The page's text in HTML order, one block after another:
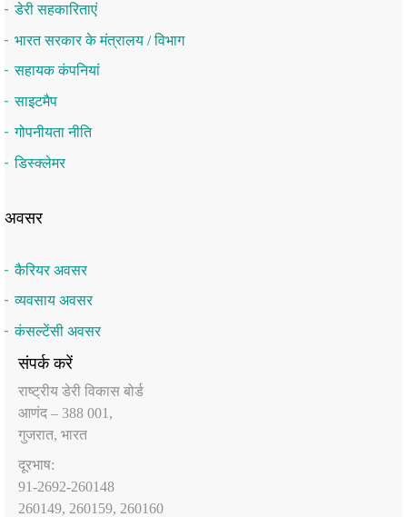
डेरी सहकारिताएं
भारत सरकार के मंत्रालय / विभाग
सहायक कंपनियां
साइटमैप
गोपनीयता नीति
डिस्क्लेमर
अवसर
कैरियर अवसर
व्यवसाय अवसर
कंसल्टेंसी अवसर
संपर्क करें
राष्‍ट्रीय डेरी विकास बोर्ड
आणंद – 388 001,
गुजरात, भारत
दूरभाष:
91-2692-260148
260149, 260159, 260160